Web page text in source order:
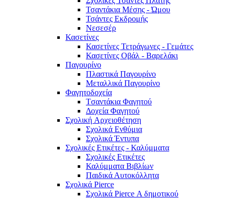
Τσαντάκια Μέσης - Ώμου
Τσάντες Εκδρομής
Νεσεσέρ
Κασετίνες
Κασετίνες Τετράγωνες - Γεμάτες
Κασετίνες Οβάλ - Βαρελάκι
Παγουρίνo
Πλαστικά Παγουρίνo
Μεταλλικά Παγουρίνo
Φαγητοδοχεία
Tσαντάκια Φαγητού
Δοχεία Φαγητού
Σχολική Aρχειοθέτηση
Σχολικά Ενθύμια
Σχολικά Έντυπα
Σχολικές Ετικέτες - Καλύμματα
Σχολικές Ετικέτες
Καλύμματα Βιβλίων
Παιδικά Αυτοκόλλητα
Σχολικά Pierce
Σχολικά Pierce Α δημοτικού